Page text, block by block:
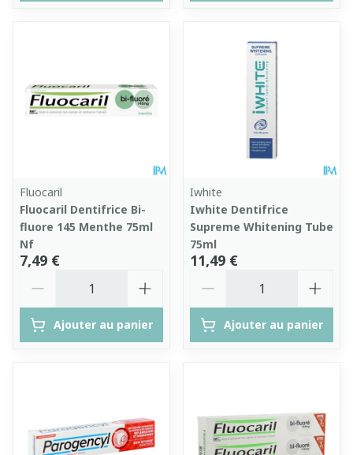
Fluocaril
Fluocaril Dentifrice Bi-
fluore 145 Menthe 75ml
Nf
7,49 €
Ajouter au panier
Iwhite
Iwhite Dentifrice
Supreme Whitening Tube
75ml
11,49 €
Ajouter au panier